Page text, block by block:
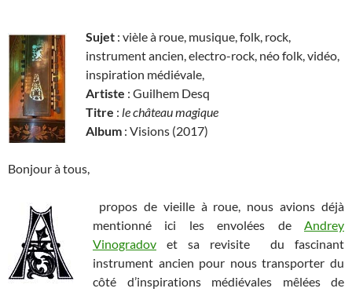
Sujet : vièle à roue, musique, folk, rock,
instrument ancien, electro-rock, néo folk, vidéo,
inspiration médiévale,
Artiste : Guilhem Desq
Titre : le château magique
Album : Visions (2017)
Bonjour à tous,
propos de vieille à roue, nous avions déjà
mentionné ici les envolées de Andrey
Vinogradov et sa revisite du fascinant
instrument ancien pour nous transporter du
côté d’inspirations médiévales mêlées de